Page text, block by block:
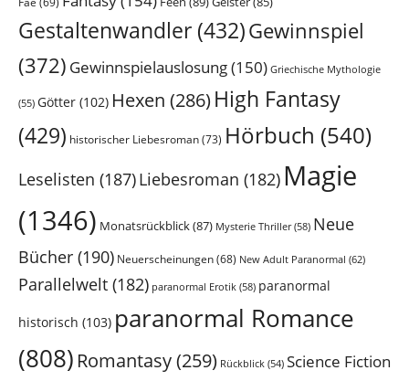
Gestaltenwandler (432)Gewinnspiel
(372) Gewinnspielauslosung(150) Griechische Mythologie
(55) Götter (102) Hexen (286) High Fantasy
(429) historischer Liebesroman(73) Hörbuch (540)
Leselisten (187)Liebesroman (182) Magie
(1346) Monatsrückblick(87) Mysterie Thriller(58) Neue
Bücher (190) Neuerscheinungen(68) New Adult Paranormal (62)
Parallelwelt (182) paranormal Erotik (58) paranormal
historisch (103) paranormal Romance
(808) Romantasy(259) Rückblick (54) Science Fiction